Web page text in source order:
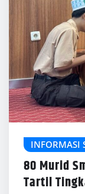
INFORMASI
80 Murid
Tartil